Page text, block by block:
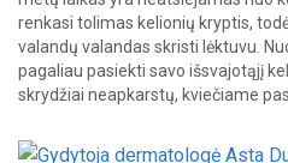
renkasi tolimas kelionių kryptis,
valandų valandas skristi lėktuvu.
pagaliau pasiekti savo išsvajotąjį
skrydžiai neapkarstų, kviečiame